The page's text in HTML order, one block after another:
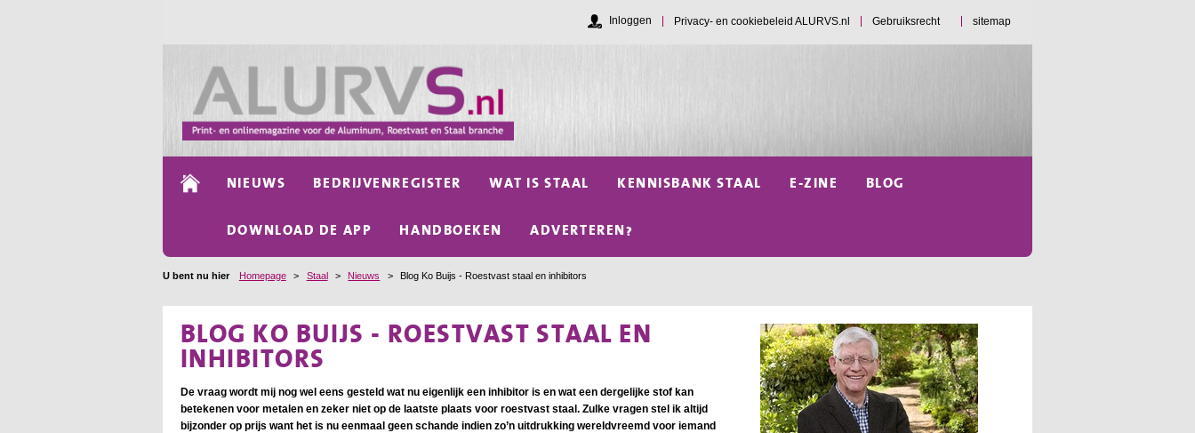
Privacy- en cookiebeleid ALURVS.nl Gebruiksrecht sitemap
Inloggen
NIEUWS BEDRIJVENREGISTER WAT IS STAAL KENNISBANK STAAL E-ZINE BLOG
DOWNLOAD DE APP HANDBOEKEN ADVERTEREN?
U bent nu hier Homepage > Staal > Nieuws > Blog Ko Buijs - Roestvast staal en inhibitors
BLOG KO BUIJS - ROESTVAST STAAL EN
INHIBITORS
De vraag wordt mij nog wel eens gesteld wat nu eigenlijk een inhibitor is en wat een dergelijke stof kan
betekenen voor metalen en zeker niet op de laatste plaats voor roestvast staal. Zulke vragen stel ik altijd
bijzonder op prijs want het is nu eenmaal geen schande indien zo’n uitdrukking wereldvreemd voor iemand